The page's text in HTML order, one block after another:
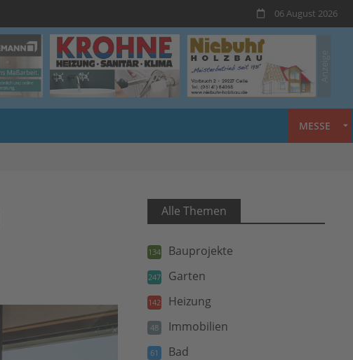
06 August 2026
MESSE
Alle Themen
134 Bauprojekte
247 Garten
142 Heizung
48 Immobilien
61 Bad